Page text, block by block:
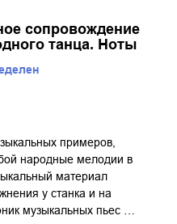
сопровождение
танца. Ноты
примеров,
народные мелодии в
материал
у станка и на
музыкальных пьес …